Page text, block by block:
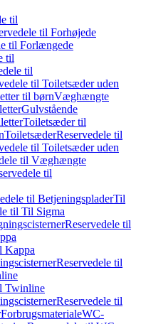
til
til Forhøjede
til Forlængede
til
til
til Toiletsæder uden
til børnVæghængte
Gulvstående
Toiletsæder til
ToiletsæderReservedele til
til Toiletsæder uden
til Væghængte
til
til BetjeningspladerTil
til Til Sigma
Reservedele til
Kappa
Reservedele til
Twinline
Reservedele til
ForbrugsmaterialeWC-